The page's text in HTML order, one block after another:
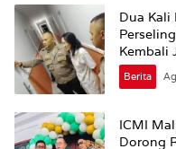
Dua Kali
Kembali
Berita
ICMI
Dorong